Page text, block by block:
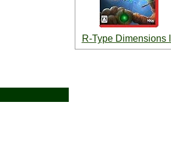
R-Type Dimensions III